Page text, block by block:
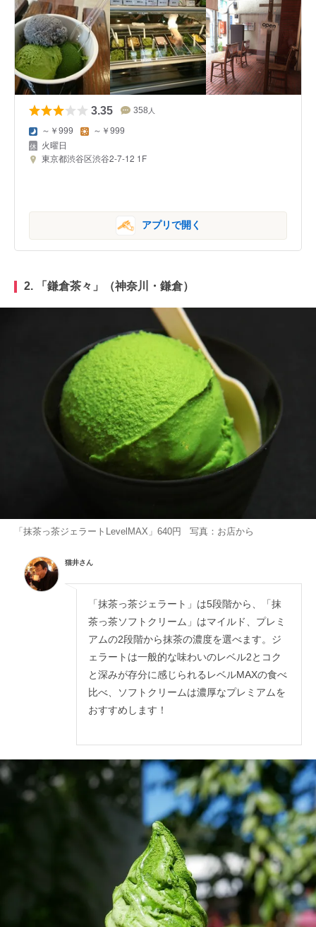
3.35 358 人
～￥999 ～￥999
火曜日
東京都渋谷区渋谷2-7-12 1F
アプリで開く
2. 「鎌倉茶々」（神奈川・鎌倉）
「抹茶っ茶ジェラートLevelMAX」640円 写真：お店から
猫井さん
「抹茶っ茶ジェラート」は5段階から、「抹
茶っ茶ソフトクリーム」はマイルド、プレミ
アムの2段階から抹茶の濃度を選べます。ジ
ェラートは一般的な味わいのレベル2とコク
と深みが存分に感じられるレベルMAXの食べ
比べ、ソフトクリームは濃厚なプレミアムを
おすすめします！